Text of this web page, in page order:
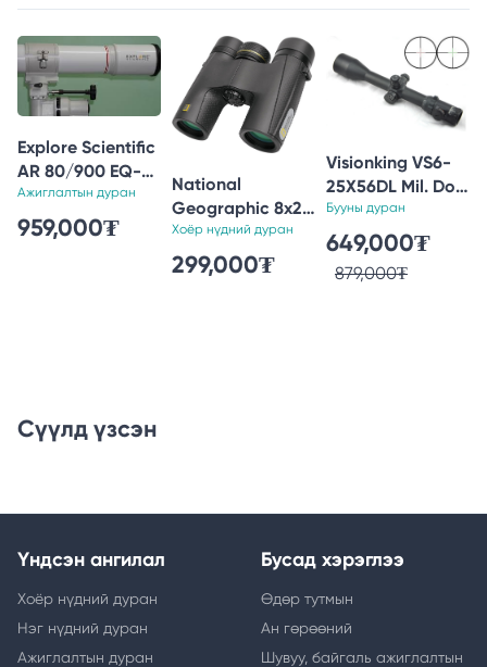
Explore Scientific
AR 80/900 EQ-3
Refractor
Telescope
Ажиглалтын дуран
959,000₮
National
Geographic 8x25
Compact
binoculars
Waterproof
Хоёр нүдний дуран
299,000₮
Visionking VS6-
25X56DL Mil. Dot
Tactical Long
Range Hunting
Riflescope
Бууны дуран
649,000₮
879,000₮
Сүүлд үзсэн
Үндсэн ангилал
Хоёр нүдний дуран
Нэг нүдний дуран
Ажиглалтын дуран
Бусад хэрэглээ
Өдөр тутмын
Ан гөрөөний
Шувуу, байгаль ажиглалтын